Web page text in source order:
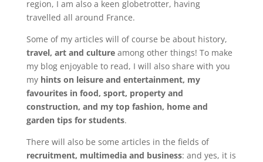
region, I am also a keen globetrotter, having
travelled all around France.
Some of my articles will of course be about history,
travel, art and cultureamong other things! To make
my blog enjoyable to read, I will also share with you
my hints on leisure and entertainment, my
favourites in food, sport, property and
construction, and my top fashion, home and
garden tips for students.
There will also be some articles in the fields of
recruitment, multimedia and business: and yes, it is